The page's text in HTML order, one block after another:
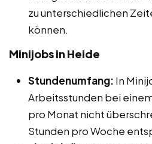
zu unterschiedlichen
können.
Minijobs in Heide
Stundenumfang: In
Arbeitsstunden bei
pro Monat nicht
Stunden pro Woche